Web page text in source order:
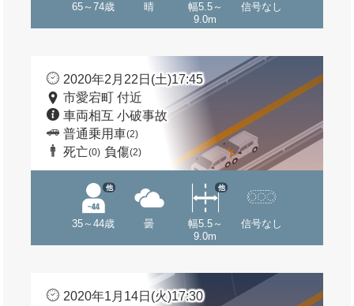
65～74歳 晴
幅5.5～
9.0m
信号なし
2020年2月22日(土)17:45
市愛宕町 付近
車両相互 小破事故
普通乗用車(2)
死亡(0) 負傷(2)
35～44歳
他
曇
幅5.5～
9.0m
他
信号なし
2020年1月14日(火)17:30